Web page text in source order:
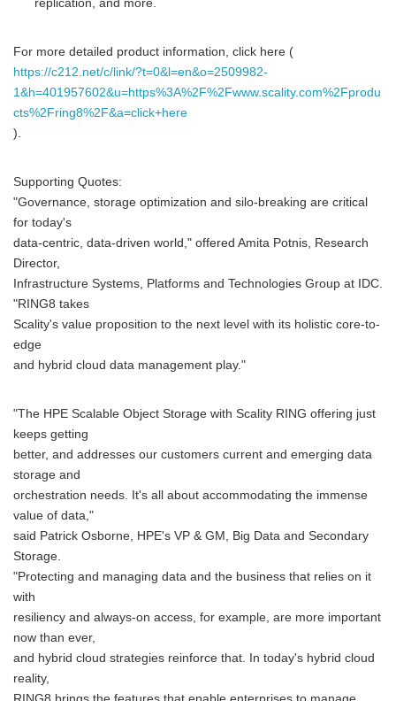
replication, and more.
For more detailed product information, click here (
https://c212.net/c/link/?t=0&l=en&o=2509982-
1&h=401957602&u=https%3A%2F%2Fwww.scality.com%2Fprodu
cts%2Fring8%2F&a=click+here
).
Supporting Quotes:
"Governance, storage optimization and silo-breaking are critical
for today's
data-centric, data-driven world," offered Amita Potnis, Research
Director,
Infrastructure Systems, Platforms and Technologies Group at IDC.
"RING8 takes
Scality's value proposition to the next level with its holistic core-to-
edge
and hybrid cloud data management play."
"The HPE Scalable Object Storage with Scality RING offering just
keeps getting
better, and addresses our customers current and emerging data
storage and
orchestration needs. It's all about accommodating the immense
value of data,"
said Patrick Osborne, HPE's VP & GM, Big Data and Secondary
Storage.
"Protecting and managing data and the business that relies on it
with
resiliency and always-on access, for example, are more important
now than ever,
and hybrid cloud strategies reinforce that. In today's hybrid cloud
reality,
English